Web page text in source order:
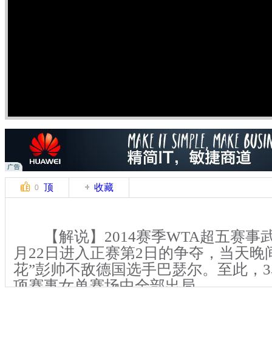
0 顶 收藏
【解说】2014赛季WTA超五赛事
月22日进入正赛第2日的争夺，当天晚
花”彭帅不敌德国选手巴瑟尔。至此，
项赛事女单赛场中全部出局。